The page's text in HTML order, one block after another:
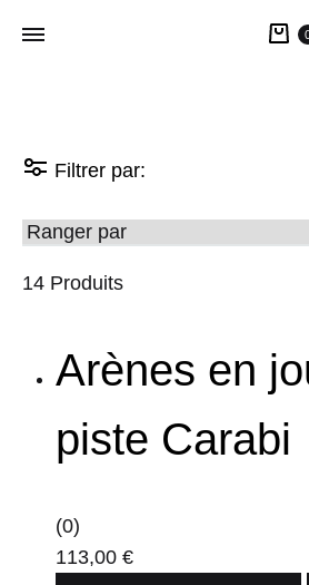
Filtrer par:
14 Produits
Arènes en
piste Carabi
(0)
113,00 €